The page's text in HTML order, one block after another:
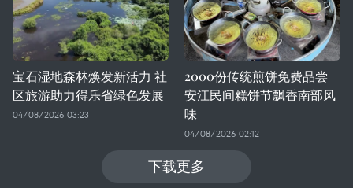
宝石湿地森林焕发新活力 社
区旅游助力得乐省绿色发展
04/08/2026 03:23
2000份传统煎饼免费品尝
安江民间糕饼节飘香南部风
味
04/08/2026 02:12
下载更多